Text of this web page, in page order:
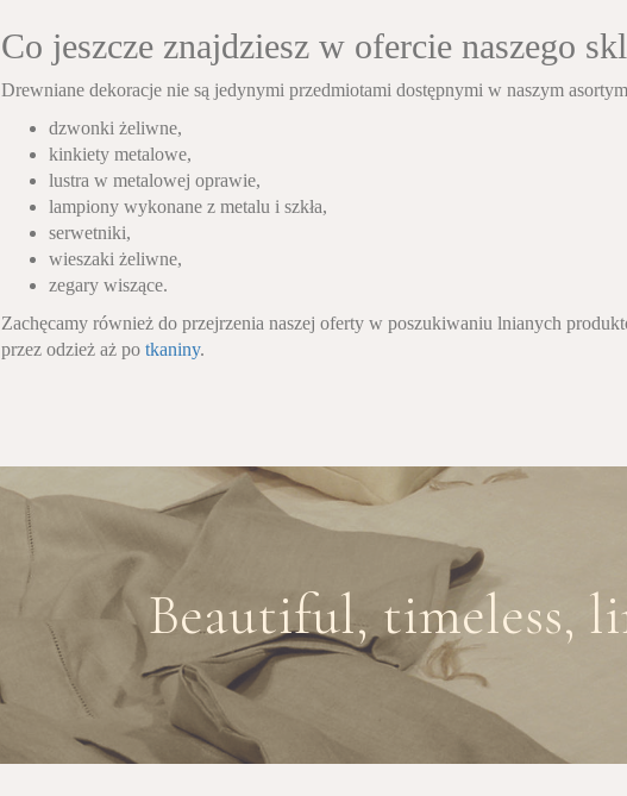
Co jeszcze znajdziesz w ofercie naszego
Drewniane dekoracje nie są jedynymi przedmiotami dostępnymi w naszym
dzwonki żeliwne,
kinkiety metalowe,
lustra w metalowej oprawie,
lampiony wykonane z metalu i szkła,
serwetniki,
wieszaki żeliwne,
zegary wiszące.
Zachęcamy również do przejrzenia naszej oferty w poszukiwaniu lnianych
przez odzież aż po tkaniny.
Beautiful, timeless,